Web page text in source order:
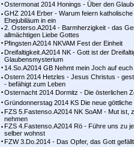
Ostermonat 2014 Honings - Über den
GHZ 2014 Erber - Warum feiern
Ehejubiläum in ein
2. Osterso.A2014 - Barmherzigkeit - das
allmächtigen Liebe Gottes
Pfingsten A2014 NKVAM Fest der Einheit
Dreifaltigkeit.A2014 NK - Gott ist der
Glaubensmysterium
14.So.A2014 GB Nehmt mein Joch auf
Ostern 2014 Hetzles - Jesus Christus -
- befähigt zum Leben
Osternacht 2014 Dormitz - Die österlichen
Gründonnerstag 2014 KS Die neue
FZS 5.Fastenso.A2014 NK SoAM - Mut ist,
nehmen
FZS 4.Fastenso.A2014 Rö - Führe uns zu
selber wohnst
FZW 3.Do.2014 - Das Opfer, das Gott gefällt